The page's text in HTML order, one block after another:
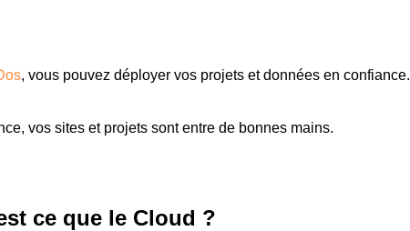
, vous pouvez déployer vos projets et données en confiance.
vos sites et projets sont entre de bonnes mains.
ce que le Cloud ?